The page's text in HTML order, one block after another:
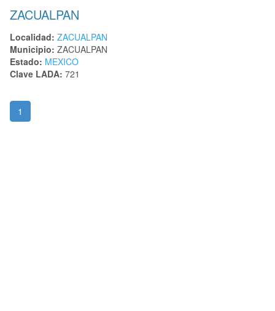
ZACUALPAN
Localidad: ZACUALPAN
Municipio: ZACUALPAN
Estado: MEXICO
Clave LADA: 721
1